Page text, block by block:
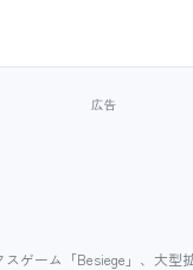
ゲーム「Besiege」、大型